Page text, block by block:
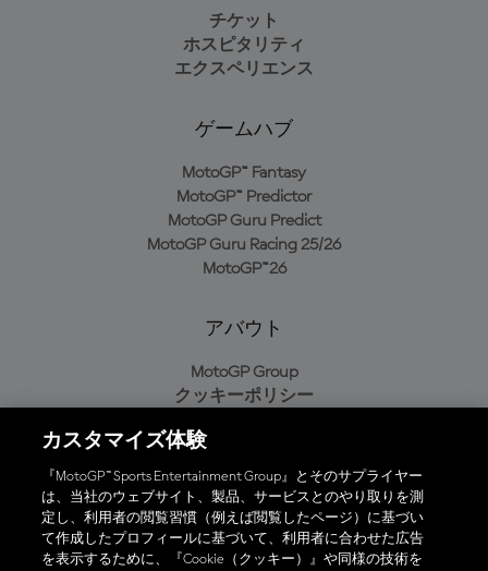
チケット
ホスピタリティ
エクスペリエンス
ゲームハブ
MotoGP™ Fantasy
MotoGP™ Predictor
MotoGP Guru Predict
MotoGP Guru Racing 25/26
MotoGP™26
アバウト
MotoGP Group
クッキーポリシー
プライバシーポリシー
購入ポリシー
オフィシャルアプリ
カスタマイズ体験
『MotoGP™ Sports Entertainment Group』とそのサプライヤー
は、当社のウェブサイト、製品、サービスとのやり取りを測
定し、利用者の閲覧習慣（例えば閲覧したページ）に基づい
て作成したプロフィールに基づいて、利用者に合わせた広告
を表示するために、『Cookie（クッキー）』や同様の技術を